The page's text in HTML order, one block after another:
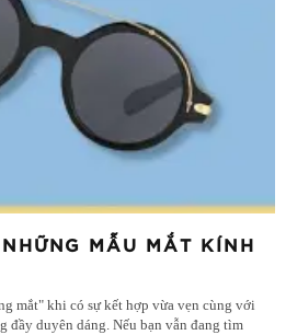
MẪU MẮT KÍNH
mắt" khi có sự kết hợp vừa vẹn cùng với
đầy duyên dáng. Nếu bạn vẫn đang tìm